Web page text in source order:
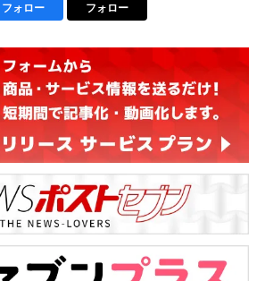
フォロー フォロー